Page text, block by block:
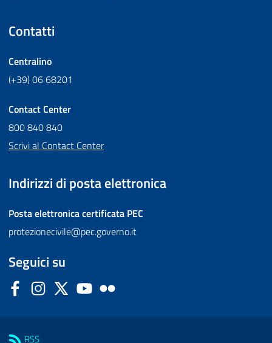
Contatti
Centralino
(+39) 06 68201
Contact Center
800 840 840
Scrivi al Contact Center
Indirizzi di posta elettronica
Posta elettronica certificata PEC
protezionecivile@pec.governo.it
Seguici su
FacebookInstagram
Twitter YouTube
RSS